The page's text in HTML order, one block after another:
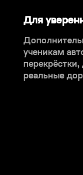
Для
ученикам
перекрёстки,
реальные